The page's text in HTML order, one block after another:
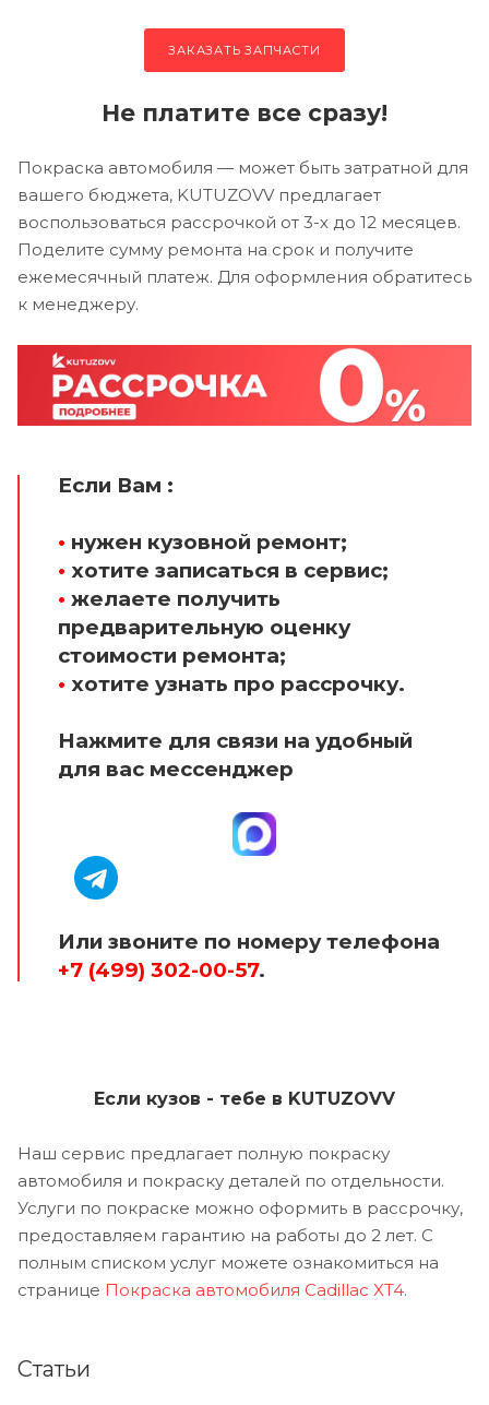
ЗАКАЗАТЬ ЗАПЧАСТИ
Не платите все сразу!
Покраска автомобиля — может быть затратной для
вашего бюджета, KUTUZOVV предлагает
воспользоваться рассрочкой от 3-х до 12 месяцев.
Поделите сумму ремонта на срок и получите
ежемесячный платеж. Для оформления обратитесь
к менеджеру.
Если Вам :
• нужен кузовной ремонт;
• хотите записаться в сервис;
• желаете получить
предварительную оценку
стоимости ремонта;
• хотите узнать про рассрочку.
Нажмите для связи на удобный
для вас мессенджер
Или звоните по номеру телефона
+7 (499) 302-00-57.
Если кузов - тебе в KUTUZOVV
Наш сервис предлагает полную покраску
автомобиля и покраску деталей по отдельности.
Услуги по покраске можно оформить в рассрочку,
предоставляем гарантию на работы до 2 лет. С
полным списком услуг можете ознакомиться на
странице Покраска автомобиля Cadillac XT4.
Статьи